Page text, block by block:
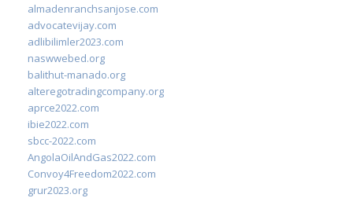
almadenranchsanjose.com
advocatevijay.com
adlibilimler2023.com
naswwebed.org
balithut-manado.org
alteregotradingcompany.org
aprce2022.com
ibie2022.com
sbcc-2022.com
AngolaOilAndGas2022.com
Convoy4Freedom2022.com
grur2023.org